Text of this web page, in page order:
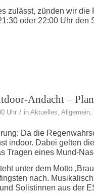
zulässt, zünden wir die
oder 22:00 Uhr den
Andacht –
Uhr / in Aktuelles Allgemein
Da die
indoor. Dabei gelten
Tragen eines Mund-
unter dem Motto
nach.
Solistinnen aus der